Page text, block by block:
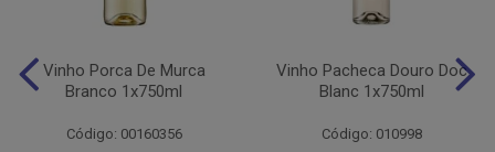
Vinho Porca De Murca
Branco 1x750ml
Código: 00160356
Vinho Pacheca Douro Doc
Blanc 1x750ml
Código: 010998